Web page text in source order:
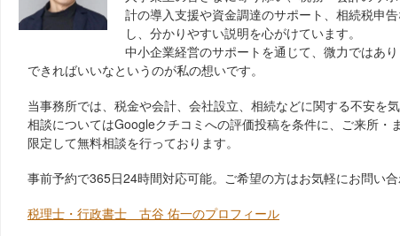
計の導入支援や資金調達のサポート、相続税申
し、分かりやすい説明を心がけています。
中小企業経営のサポートを通じて、微力ではあ
できればいいなというのが私の想いです。
当事務所では、税金や会計、会社設立、相続などに関する不安を
相談についてはGoogleクチコミへの評価投稿を条件に、ご来所・
限定して無料相談を行っております。
事前予約で365日24時間対応可能。ご希望の方はお気軽にお問い合
税理士・行政書士 古谷 佑一のプロフィール